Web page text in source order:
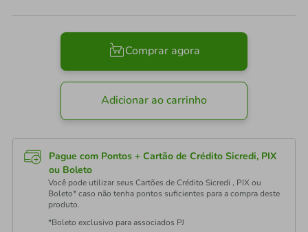
Comprar agora
Adicionar ao carrinho
Pague com Pontos + Cartão de Crédito Sicredi, PIX
ou Boleto
Você pode utilizar seus Cartões de Crédito Sicredi , PIX ou
Boleto* caso não tenha pontos suficientes para a compra deste
produto.
*Boleto exclusivo para associados PJ